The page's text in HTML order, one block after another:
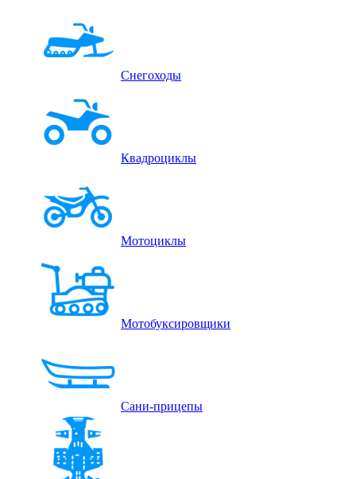
Снегоходы
Квадроциклы
Мотоциклы
Мотобуксировщики
Сани-прицепы